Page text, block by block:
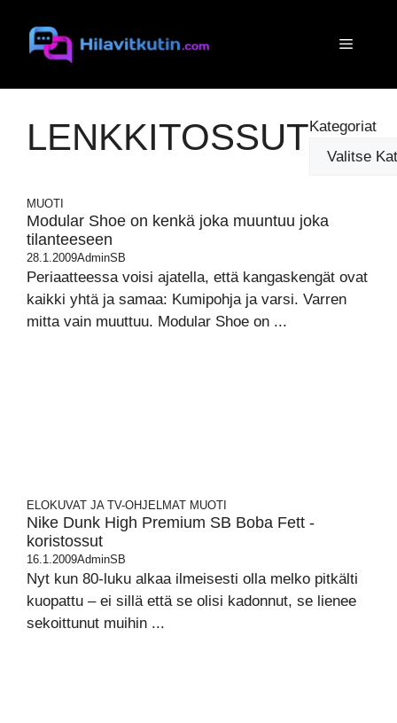
sisältöön
Valikko
LENKKITOSSUTKategoriat
MUOTI
Modular Shoe on kenkä joka muuntuu joka
tilanteeseen
28.1.2009AdminSB
Periaatteessa voisi ajatella, että kangaskengät ovat
kaikki yhtä ja samaa: Kumipohja ja varsi. Varren
mitta vain muuttuu. Modular Shoe on ...
ELOKUVAT JA TV-OHJELMAT MUOTI
Nike Dunk High Premium SB Boba Fett -
koristossut
16.1.2009AdminSB
Nyt kun 80-luku alkaa ilmeisesti olla melko pitkälti
kuopattu – ei sillä että se olisi kadonnut, se lienee
sekoittunut muihin ...